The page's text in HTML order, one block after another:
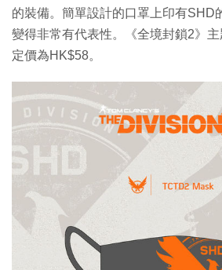
的裝備。簡單設計的口罩上印有SHD
變得非常有代表性。《全境封鎖2》主
定價為HK$58。